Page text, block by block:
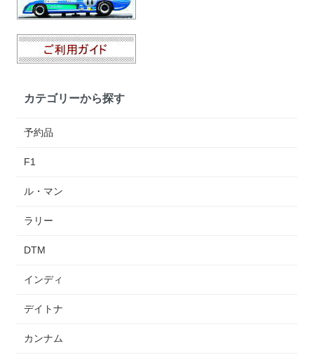
カテゴリーから探す
予約品
F1
ル・マン
ラリー
DTM
インディ
デイトナ
カンナム